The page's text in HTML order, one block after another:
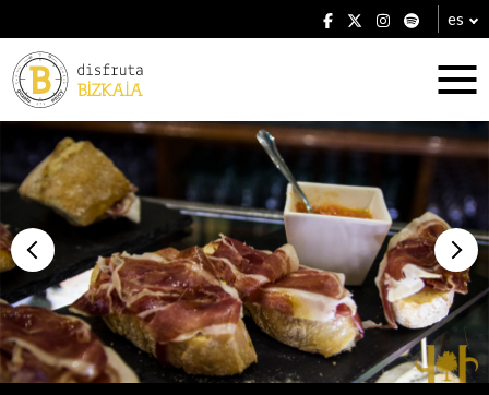
es
Alojamientos
Restaurantes